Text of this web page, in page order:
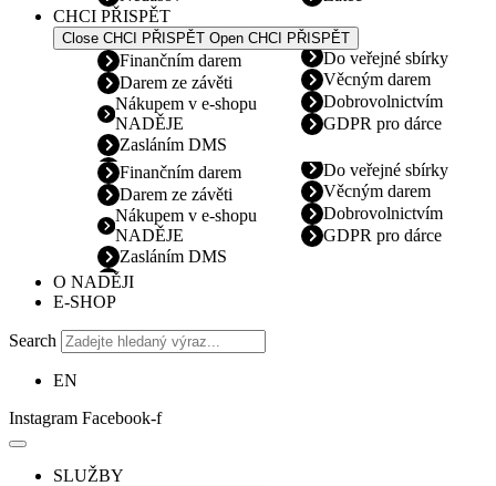
CHCI PŘISPĚT
Close CHCI PŘISPĚT Open CHCI PŘISPĚT
Finančním darem
Darem ze závěti
Nákupem v e-shopu
NADĚJE
Zasláním DMS
Do veřejné sbírky
Věcným darem
Dobrovolnictvím
GDPR pro dárce
Finančním darem
Darem ze závěti
Nákupem v e-shopu
NADĚJE
Zasláním DMS
Do veřejné sbírky
Věcným darem
Dobrovolnictvím
GDPR pro dárce
O NADĚJI
E-SHOP
Search
EN
Instagram Facebook-f
SLUŽBY